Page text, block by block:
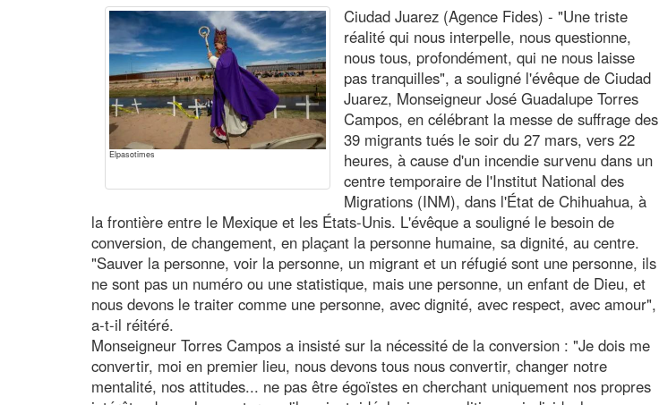
Elpasotimes
Ciudad Juarez (Agence Fides) - "Une triste
réalité qui nous interpelle, nous questionne,
nous tous, profondément, qui ne nous laisse
pas tranquilles", a souligné l'évêque de Ciudad
Juarez, Monseigneur José Guadalupe Torres
Campos, en célébrant la messe de suffrage des
39 migrants tués le soir du 27 mars, vers 22
heures, à cause d'un incendie survenu dans un
centre temporaire de l'Institut National des
Migrations (INM), dans l'État de Chihuahua, à
la frontière entre le Mexique et les États-Unis. L'évêque a souligné le besoin de
conversion, de changement, en plaçant la personne humaine, sa dignité, au centre.
"Sauver la personne, voir la personne, un migrant et un réfugié sont une personne, ils
ne sont pas un numéro ou une statistique, mais une personne, un enfant de Dieu, et
nous devons le traiter comme une personne, avec dignité, avec respect, avec amour",
a-t-il réitéré.
Monseigneur Torres Campos a insisté sur la nécessité de la conversion : "Je dois me
convertir, moi en premier lieu, nous devons tous nous convertir, changer notre
mentalité, nos attitudes... ne pas être égoïstes en cherchant uniquement nos propres